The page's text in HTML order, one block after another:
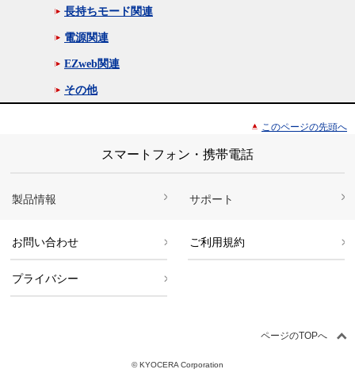
長持ちモード関連
電源関連
EZweb関連
その他
このページの先頭へ
スマートフォン・携帯電話
製品情報 サポート
お問い合わせ ご利用規約
プライバシー
ページのTOPへ
© KYOCERA Corporation